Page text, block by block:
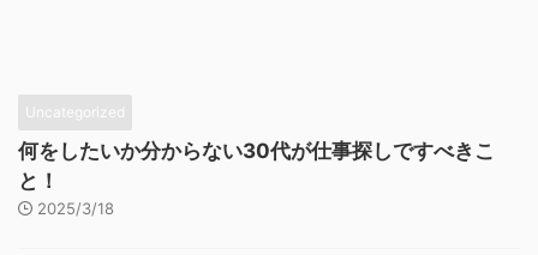
Uncategorized
何をしたいか分からない30代が仕事探しですべきこ
と！
2025/3/18